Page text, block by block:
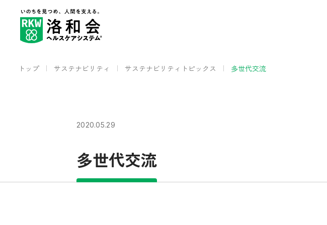
トップ サステナビリティ サステナビリティトピックス 多世代交流
2020.05.29
多世代交流